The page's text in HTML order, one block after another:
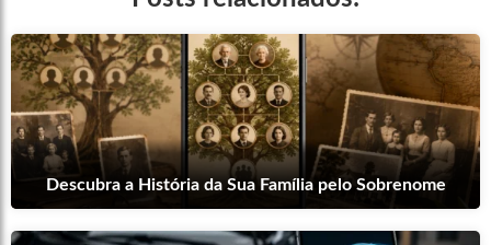
Descubra a História da Sua Família pelo Sobrenome